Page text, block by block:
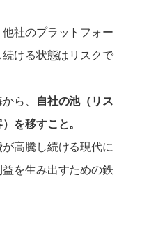
社のプラットフォー
ける状態はリスクで
ら、
自社の池（リス
を移すこと。
高騰し続ける現代に
を生み出すための鉄